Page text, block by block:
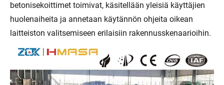
betonisekoittimet toimivat, käsitellään yleisiä käyttäjien
huolenaiheita ja annetaan käytännön ohjeita oikean
laitteiston valitsemiseen erilaisiin rakennusskenaarioihin.